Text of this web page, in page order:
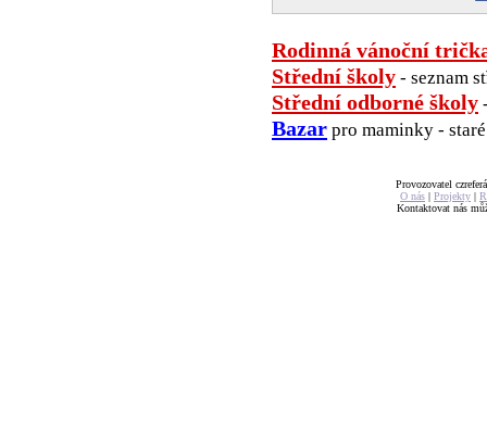
Rodinná vánoční
Střední školy - seznam
Střední odborné školy
Bazar pro maminky -
Provozovatel
O nás | Projekty |
Kontaktovat nás